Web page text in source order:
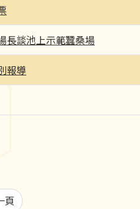
長談池上示範蠶桑場
報導
頁